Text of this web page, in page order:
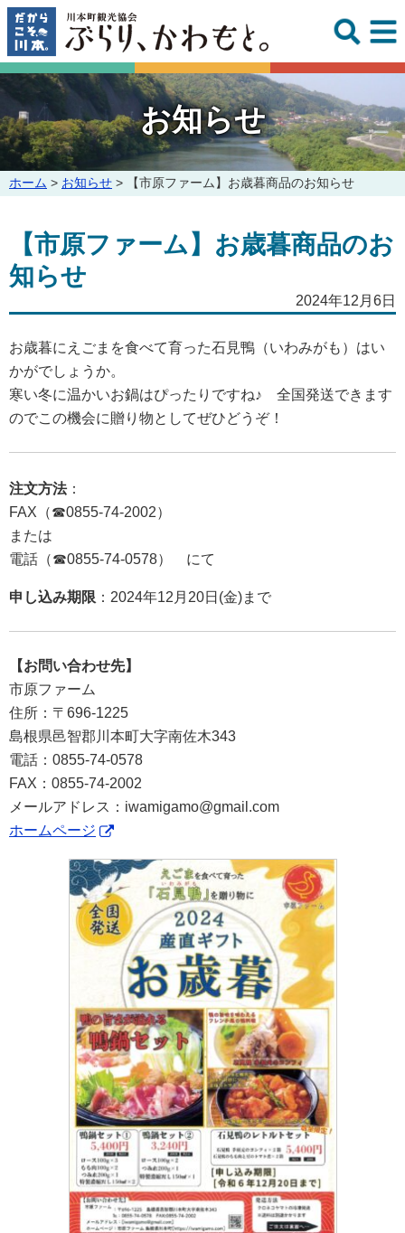
このページの本文へ
お知らせ
こ
の
置:
ホーム > お知らせ > 【市原ファーム】お歳暮商品のお知らせ
【市原ファーム】お歳暮商品のお
知らせ
2024年12月6日
お歳暮にえごまを食べて育った石見鴨（いわみがも）はい
かがでしょうか。
寒い冬に温かいお鍋はぴったりですね♪ 全国発送できます
のでこの機会に贈り物としてぜひどうぞ！
注文方法：
FAX（☎0855-74-2002）
または
電話（☎0855-74-0578） にて
申し込み期限 ：2024年12月20日(金)まで
【お問い合わせ先】
市原ファーム
住所：〒696-1225
島根県邑智郡川本町大字南佐木343
電話：0855-74-0578
FAX：0855-74-2002
メールアドレス：iwamigamo@gmail.com
ホームページ